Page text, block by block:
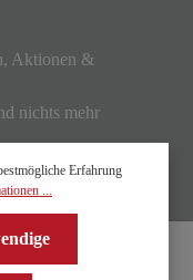
Aktionen &
nichts mehr
Erfahrung
...